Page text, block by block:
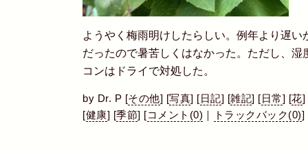
ようやく梅雨明けしたらしい。例年より遅
だったので暑苦しくはなかった。ただし、湿
コンはドライで対処した。
by Dr. P [その他] [写真] [ 日記] [雑記] [ 日常] [花]
[健康] [季節] [コメント(0) トラックバック(0)]